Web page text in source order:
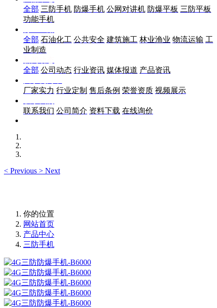
全部 三防手机 防爆手机 公网对讲机 防爆平板 三防平板
功能手机
全部 石油化工 公共安全 建筑施工 林业渔业 物流运输 工
业制造
全部 公司动态 行业资讯 媒体报道 产品资讯
厂家实力 行业定制 售后条例 荣誉资质 视频展示
联系我们 公司简介 资料下载 在线询价
< Previous > Next
你的位置
网站首页
产品中心
三防手机